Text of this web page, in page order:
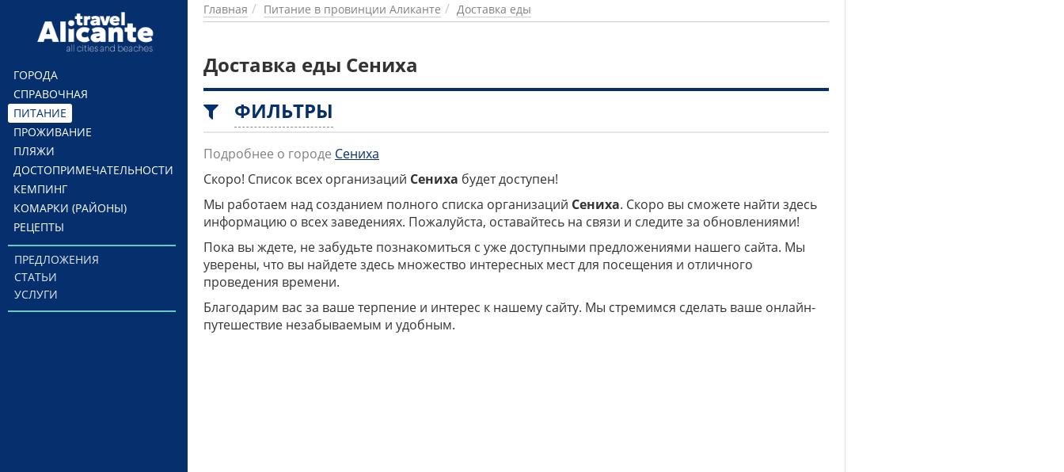
Перейти к основному содержанию
ГОРОДА
СПРАВОЧНАЯ
ПИТАНИЕ
ПРОЖИВАНИЕ
ПЛЯЖИ
ДОСТОПРИМЕЧАТЕЛЬНОСТИ
КЕМПИНГ
КОМАРКИ (РАЙОНЫ)
РЕЦЕПТЫ
ПРЕДЛОЖЕНИЯ
СТАТЬИ
УСЛУГИ
Главная Питание в провинции Аликанте Доставка еды
Доставка еды Сениха
ФИЛЬТРЫ
Подробнее о городе Сениха
Скоро! Список всех организаций Сениха будет доступен!
Мы работаем над созданием полного списка организаций Сениха. Скоро вы сможете найти здесь
информацию о всех заведениях. Пожалуйста, оставайтесь на связи и следите за обновлениями!
Пока вы ждете, не забудьте познакомиться с уже доступными предложениями нашего сайта. Мы
уверены, что вы найдете здесь множество интересных мест для посещения и отличного
проведения времени.
Благодарим вас за ваше терпение и интерес к нашему сайту. Мы стремимся сделать ваше онлайн-
путешествие незабываемым и удобным.